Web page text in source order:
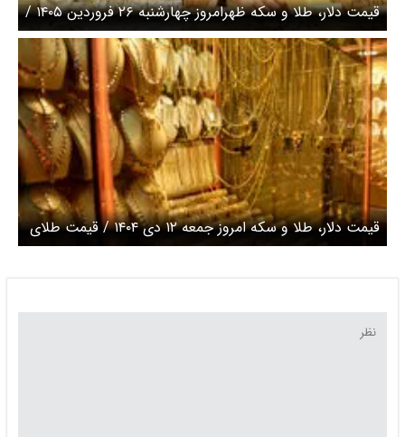
قیمت دلار، طلا و سکه ظهرامروز چهارشنبه ۲۶ فروردین ۱۴۰۵ /
سکه امامی به کانال ۱۷۹ میلیونی سقوط کرد
قیمت دلار، طلا و سکه امروز جمعه ۱۲ دی ۱۴۰۴ / قیمت طلای
18 عیار چند؟ + جدول